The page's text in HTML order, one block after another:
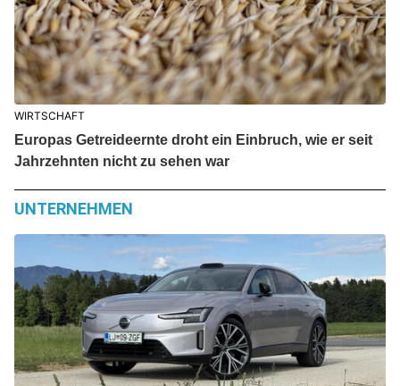
WIRTSCHAFT
Europas Getreideernte droht ein Einbruch, wie er seit
Jahrzehnten nicht zu sehen war
UNTERNEHMEN